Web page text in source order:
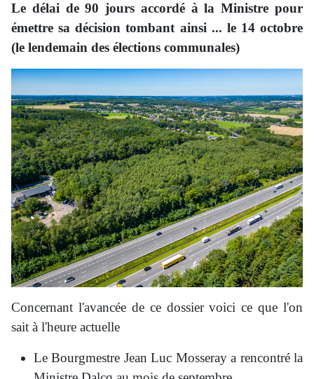
Le délai de 90 jours accordé à la Ministre pour
émettre sa décision tombant ainsi ... le 14 octobre
(le lendemain des élections communales)
Concernant l'avancée de ce dossier voici ce que l'on
sait à l'heure actuelle
Le Bourgmestre Jean Luc Mosseray a rencontré la